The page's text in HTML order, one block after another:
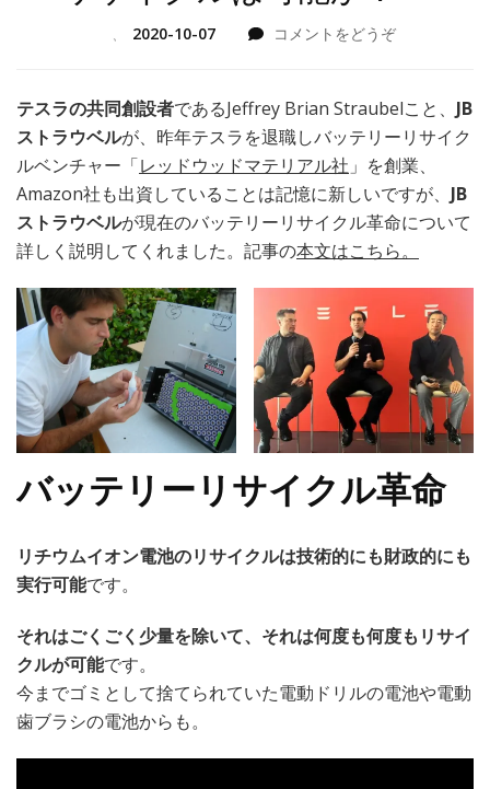
、 2020-10-07 コメントをどうぞ(リ
ム
オ
ン
バ
ッ
リ
ー
の
サ
イ
ク
可
能
テスラの共同創設者であるJeffrey Brian Straubelこと、 JB
ストラウベルが、昨年テスラを退職しバッテリーリサイク
ルベンチャー「レッドウッドマテリアル社 」を創業、
Amazon社も出資していることは記憶に新しいですが、 JB
ストラウベルが現在のバッテリーリサイクル革命について
詳しく説明してくれました。記事の本文はこちら。
バッテリーリサイクル革命
リチウムイオン電池のリサイクルは技術的にも財政的にも
実行可能です。
それはごくごく少量を除いて、それは何度も何度もリサイ
クルが可能です。
今までゴミとして捨てられていた電動ドリルの電池や電動
歯ブラシの電池からも。